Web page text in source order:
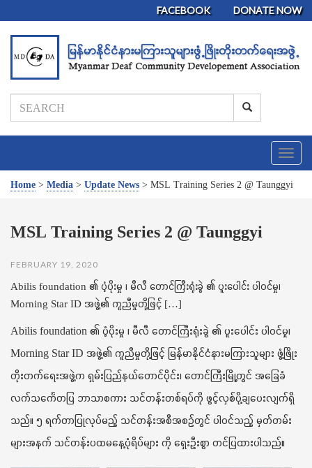
FACEBOOK DONATE NOW
T
o
g
i
o
n
Home > Media > Update News > MSL Training Series 2 @ Taunggyi
MSL Training Series 2 @ Taunggyi
FEBRUARY 19, 2020
Abilis foundation ၏ ပံ့ပိုးမှု ၊ မီလီ တောင်ကြီးရုံးခွဲ ၏ ပူးပေါင်း ပါဝင်မှု၊
Morning Star ID အဖွဲ့၏ ကူညီမှုတို့ဖြင့် […]
Abilis foundation ၏ ပံ့ပိုးမှု ၊ မီလီ တောင်ကြီးရုံးခွဲ ၏ ပူးပေါင်း ပါဝင်မှု၊
Morning Star ID အဖွဲ့၏ ကူညီမှုတို့ဖြင့် မြန်မာနိုင်ငံနားမကြားသူများ ဖွံ့ဖြိုး
တိုးတက်ရေးအဖွဲ့က ရှမ်းပြည်နယ်တောင်ပိုင်း၊ တောင်ကြီးမြို့တွင် အခြေခံ
လက်သင်္ကေတပြ ဘာသာစကား သင်တန်းတစ်ရပ်ကို ဖွင့်လှစ်ပို့ချပေးလျက်ရှိ
သည်။ ၅ ရက်တာပြုလုပ်မည့် သင်တန်းအစီအစဉ်တွင် ပါဝင်သည့် မှတ်တမ်း
များအနက် သင်တန်းပထမနေ့ပုံရိပ်များ ကို ရှေးဦးစွာ တင်ပြထားပါသည်။